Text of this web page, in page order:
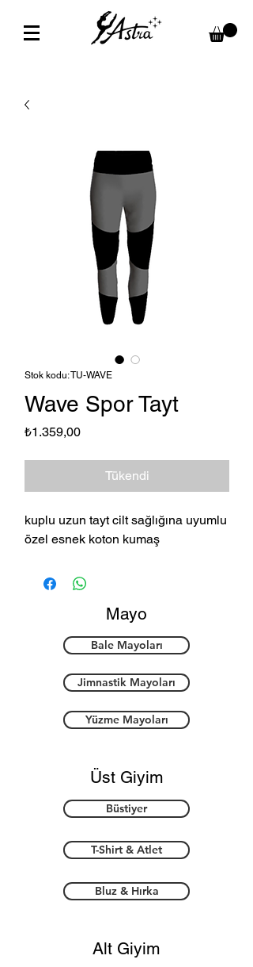
Stok kodu: TU-WAVE
Wave Spor Tayt
₺1.359,00Fiyat
Tükendi
kuplu uzun tayt cilt sağlığına uyumlu
özel esnek koton kumaş
Mayo
Bale Mayoları
Jimnastik Mayoları
Yüzme Mayoları
Üst Giyim
Büstiyer
T-Shirt & Atlet
Bluz & Hırka
Alt Giyim